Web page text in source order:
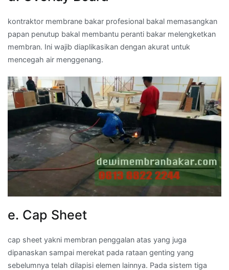
kontraktor membrane bakar profesional bakal memasangkan
papan penutup bakal membantu peranti bakar melengketkan
membran. Ini wajib diaplikasikan dengan akurat untuk
mencegah air menggenang.
e. Cap Sheet
cap sheet yakni membran penggalan atas yang juga
dipanaskan sampai merekat pada rataan genting yang
sebelumnya telah dilapisi elemen lainnya. Pada sistem tiga